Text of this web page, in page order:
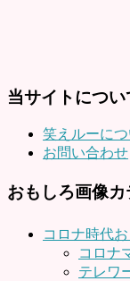
当サイトについ
笑えルーにつ
お問い合わせ
おもしろ画像
コロナ時代
コロナ
テレワ